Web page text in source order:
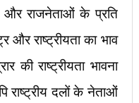
और राजनेताओं के प्रति
और राष्ट्रीयता का भाव
की राष्ट्रीयता भावना
राष्ट्रीय दलों के नेताओं